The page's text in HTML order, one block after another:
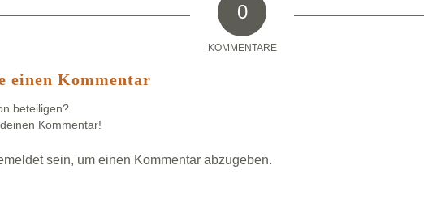
0
KOMMENTARE
einen Kommentar
beteiligen?
Kommentar!
sein, um einen Kommentar abzugeben.